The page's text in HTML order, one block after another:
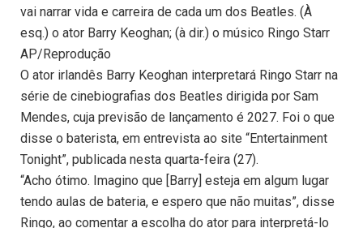
vai narrar vida e carreira de cada um dos Beatles. (À
esq.) o ator Barry Keoghan; (à dir.) o músico Ringo Starr
AP/Reprodução
O ator irlandês Barry Keoghan interpretará Ringo Starr na
série de cinebiografias dos Beatles dirigida por Sam
Mendes, cuja previsão de lançamento é 2027. Foi o que
disse o baterista, em entrevista ao site “Entertainment
Tonight”, publicada nesta quarta-feira (27).
“Acho ótimo. Imagino que [Barry] esteja em algum lugar
tendo aulas de bateria, e espero que não muitas”, disse
Ringo, ao comentar a escolha do ator para interpretá-lo